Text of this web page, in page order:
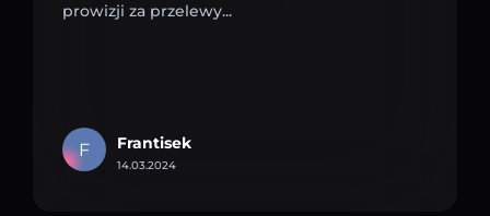
prowizji za przelewy...
F Frantisek
14.03.2024